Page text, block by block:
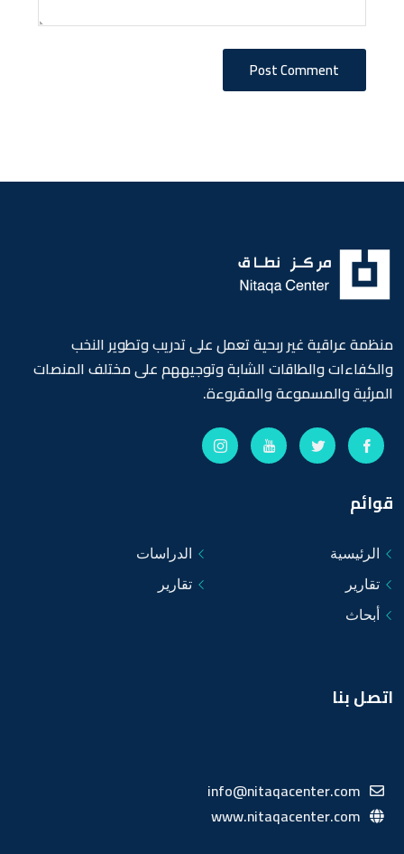
Post Comment
منظمة عراقية غير ربحية تعمل على تدريب وتطوير النخب
والكفاءات والطاقات الشابة وتوجيههم على مختلف المنصات
المرئية والمسموعة والمقروءة.
قوائم
الرئيسية
الدراسات
تقارير
تقارير
أبحاث
اتصل بنا
info@nitaqacenter.com
www.nitaqacenter.com